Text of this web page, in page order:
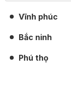
Vĩnh phúc
Bắc ninh
Phú thọ